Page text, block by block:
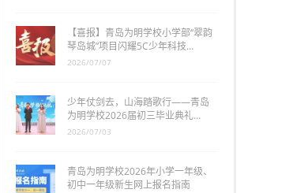
【喜报】青岛为明学校小学部“翠韵
琴岛城”项目闪耀5C少年科技…
2026/07/07
少年仗剑去，山海踏歌行——青岛
为明学校2026届初三毕业典礼…
2026/07/03
青岛为明学校2026年小学一年级、
初中一年级新生网上报名指南